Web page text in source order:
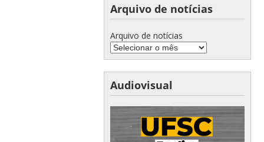
Arquivo de notícias
Arquivo de notícias
Audiovisual